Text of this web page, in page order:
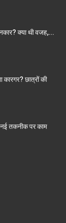
क्या थी वजह,...
छात्रों की
नई तकनीक पर काम